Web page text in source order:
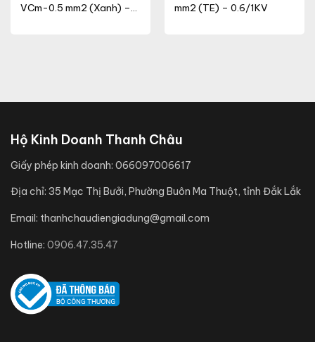
VCm-0.5 mm2 (Xanh) –
mm2 (TE) – 0.6/1KV
Hộ Kinh Doanh Thanh Châu
Giấy phép kinh doanh: 066097006617
Địa chỉ: 35 Mạc Thị Bưởi, Phường Buôn Ma Thuột, tỉnh Đắk Lắk
Email: thanhchaudiengiadung@gmail.com
Hotline: 0906.47.35.47